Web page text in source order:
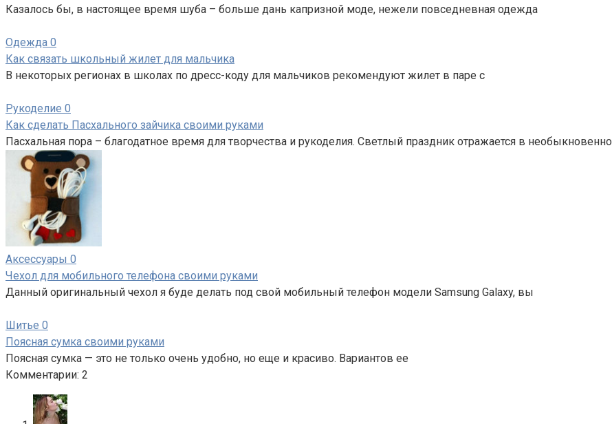
Казалось бы, в настоящее время шуба – больше дань капризной моде, нежели повседневная одежда
Одежда 0
Как связать школьный жилет для мальчика
В некоторых регионах в школах по дресс-коду для мальчиков рекомендуют жилет в паре с
Рукоделие 0
Как сделать Пасхального зайчика своими руками
Пасхальная пора – благодатное время для творчества и рукоделия. Светлый праздник отражается в необыкновенно
Аксессуары 0
Чехол для мобильного телефона своими руками
Данный оригинальный чехол я буде делать под свой мобильный телефон модели Samsung Galaxy, вы
Шитье 0
Поясная сумка своими руками
Поясная сумка — это не только очень удобно, но еще и красиво. Вариантов ее
Комментарии: 2